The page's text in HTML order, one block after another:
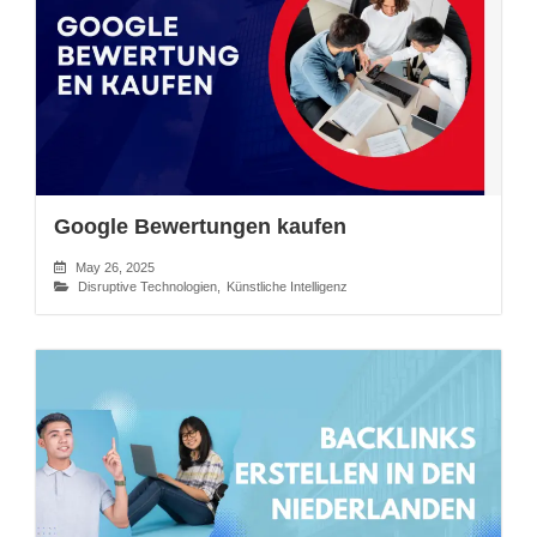
Google Bewertungen kaufen
May 26, 2025
Disruptive Technologien
Künstliche Intelligenz